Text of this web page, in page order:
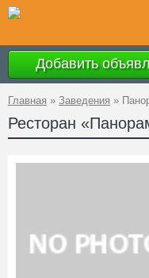
Добавить
Главная » Заведения »
Ресторан «